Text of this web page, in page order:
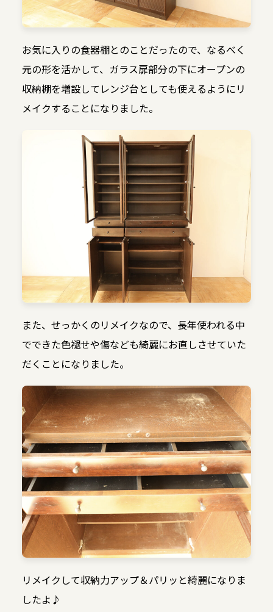
お気に入りの食器棚とのことだったので、なるべく
元の形を活かして、ガラス扉部分の下にオープンの
収納棚を増設してレンジ台としても使えるようにリ
メイクすることになりました。
また、せっかくのリメイクなので、長年使われる中
でできた色褪せや傷なども綺麗にお直しさせていた
だくことになりました。
リメイクして収納力アップ＆パリッと綺麗になりま
したよ♪